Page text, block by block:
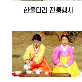
한울타리 전통행사